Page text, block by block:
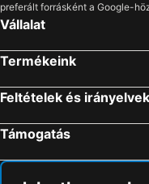
preferált forrásként a Google-
Vállalat
Termékeink
Feltételek és irányelvek
Támogatás